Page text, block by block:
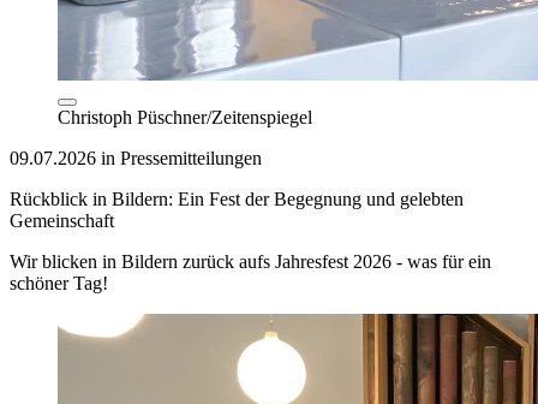
Christoph Püschner/Zeitenspiegel
09.07.2026 in Pressemitteilungen
Rückblick in Bildern: Ein Fest der Begegnung und gelebten
Gemeinschaft
Wir blicken in Bildern zurück aufs Jahresfest 2026 - was für ein
schöner Tag!